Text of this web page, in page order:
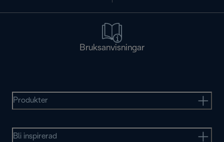
Bruksanvisningar
Produkter
Bli inspirerad